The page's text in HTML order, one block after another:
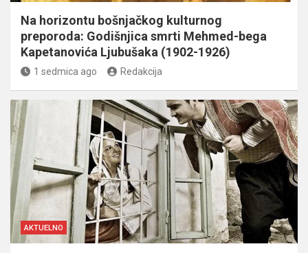
Na horizontu bošnjačkog kulturnog
preporoda: Godišnjica smrti Mehmed-bega
Kapetanovića Ljubušaka (1902-1926)
1 sedmica ago Redakcija
AKTUELNO